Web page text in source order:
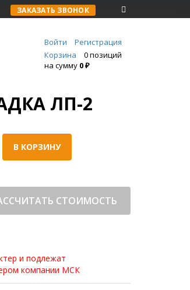
ЗАКАЗАТЬ ЗВОНОК
Войти
Регистрация
Корзина
0 позиций
на сумму 0 ₽
ЛП-2
В КОРЗИНУ
СТОИМОСТЬ
и подлежат
компании МСК